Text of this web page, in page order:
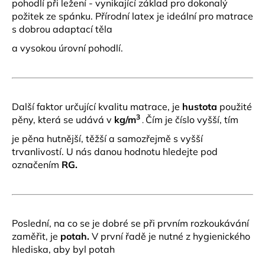
pohodlí při ležení - vynikající základ pro dokonalý
požitek ze spánku. Přírodní latex je ideální pro matrace
s dobrou adaptací těla
a vysokou úrovní pohodlí.
Další faktor určující kvalitu matrace, je hustota použité
pěny, která se udává v kg/m3 . Čím je číslo vyšší, tím
je pěna hutnější, těžší a samozřejmě s vyšší
trvanlivostí. U nás danou hodnotu hledejte pod
označením RG.
Poslední, na co se je dobré se při prvním rozkoukávání
zaměřit, je potah. V první řadě je nutné z hygienického
hlediska, aby byl potah